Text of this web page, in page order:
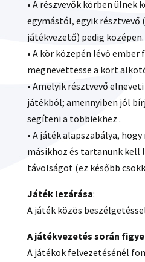
• A részvevők körben ülnek
egymástól, egyik résztvevő
játékvezető) pedig középen.
• A kör közepén lévő ember
megnevettesse a kört
• Amelyik résztvevő
játékból; amennyiben jól
segíteni a többiekhez .
• A játék alapszabálya,
másikhoz és tartanunk kell
távolságot (ez később
Játék lezárása:
A játék közös
A játékvezetés során
A játékok felvezetésénél